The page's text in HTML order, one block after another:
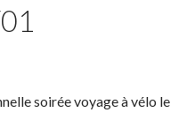
soirée voyage à vélo le